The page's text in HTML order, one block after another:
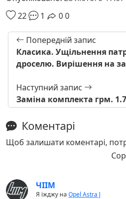
22
1 00
Попередній запис
Класика. Ущільнення
дроселю. Вирішення на
Наступний запис
Заміна комплекта грм.
Коментарі
Щоб залишати коментарі,
ЧIIM
Я їжджу на Opel Astra J